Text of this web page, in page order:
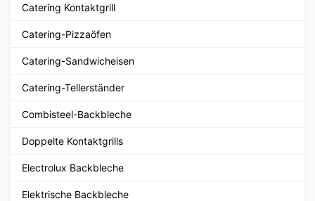
Catering Kontaktgrill
Catering-Pizzaöfen
Catering-Sandwicheisen
Catering-Tellerständer
Combisteel-Backbleche
Doppelte Kontaktgrills
Electrolux Backbleche
Elektrische Backbleche